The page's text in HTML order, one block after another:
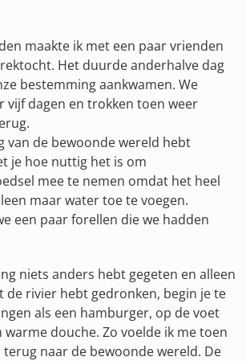
maakte ik met een paar vrienden
Het duurde anderhalve dag
bestemming aankwamen. We
vijf dagen en trokken toen weer
van de bewoonde wereld hebt
je hoe nuttig het is om
mee te nemen omdat het heel
maar water toe te voegen.
een paar forellen die we hadden
niets anders hebt gegeten en alleen
de rivier hebt gedronken, begin je te
als een hamburger, op de voet
warme douche. Zo voelde ik me toen
terug naar de bewoonde wereld. De